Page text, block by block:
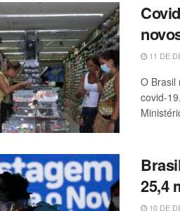
11 DE
O Brasil
covid-
25,4
10 DE